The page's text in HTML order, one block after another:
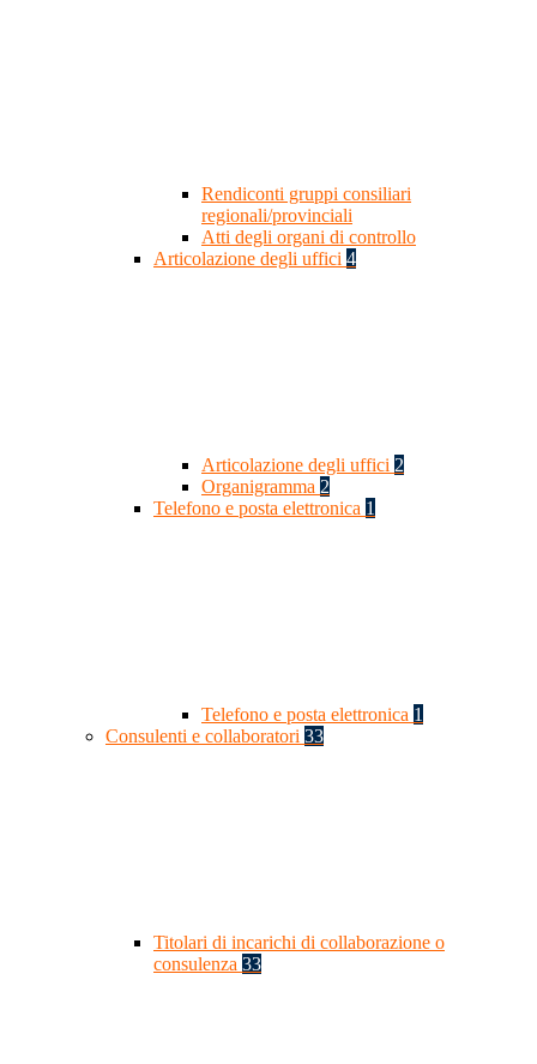
Rendiconti gruppi consiliari
regionali/provinciali
Atti degli organi di controllo
Articolazione degli uffici 4
Articolazione degli uffici 2
Organigramma 2
Telefono e posta elettronica 1
Telefono e posta elettronica 1
Consulenti e collaboratori 33
Titolari di incarichi di collaborazione o
consulenza 33